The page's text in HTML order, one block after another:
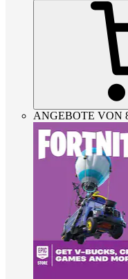
ANGEBOTE VON